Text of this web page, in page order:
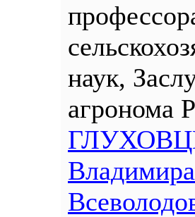
наук,
агронома
Владимира